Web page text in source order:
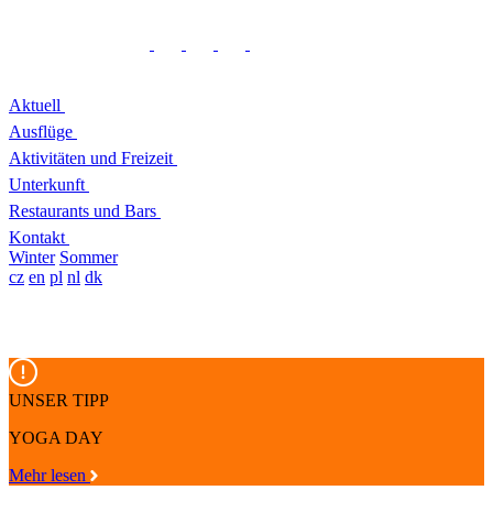
Aktuell
Ausflüge
Aktivitäten und Freizeit
Unterkunft
Restaurants und Bars
Kontakt
Winter Sommer
cz en pl nl dk
UNSER TIPP
YOGA DAY
Mehr lesen